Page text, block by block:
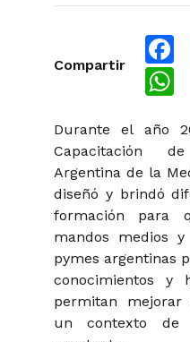
Compartir
Durante el año
Capacitación
Argentina de la
diseñó y brindó
formación para
mandos medios
pymes argentinas
conocimientos y
permitan
un contexto de